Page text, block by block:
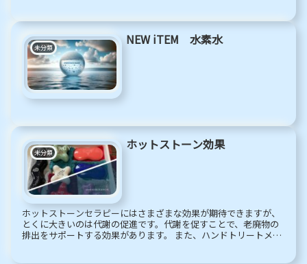
未分類
NEW iTEM 水素水
未分類
ホットストーン効果
ホットストーンセラピーにはさまざまな効果が期待できますが、
とくに大きいのは代謝の促進です。代謝を促すことで、老廃物の
排出をサポートする効果があります。 また、ハンドトリートメン